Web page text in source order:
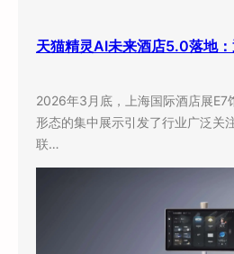
2026年3月底，上海国际酒店展E7
形态的集中展示引发了行业广泛关
联…